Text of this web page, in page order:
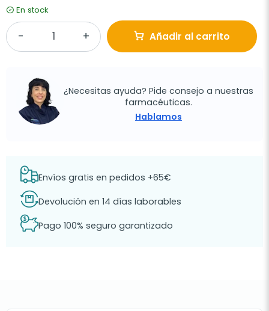
En stock
Añadir al carrito
¿Necesitas ayuda? Pide consejo a nuestras
farmacéuticas.
Hablamos
Envíos gratis en pedidos +65€
Devolución en 14 días laborables
Pago 100% seguro garantizado